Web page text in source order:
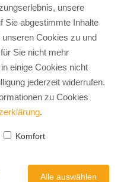
Persönlichkeitsanalyse
Eignungs- &
Teamentwicklung
Leadership-Coaching
Outplacement
Operative
Arbeits- und
unsere
Sie abgestimmte Inhalte
Cookies zu und
Sie nicht mehr
einige Cookies nicht
jederzeit widerrufen.
zu Cookies
.
Komfort
Alle auswählen